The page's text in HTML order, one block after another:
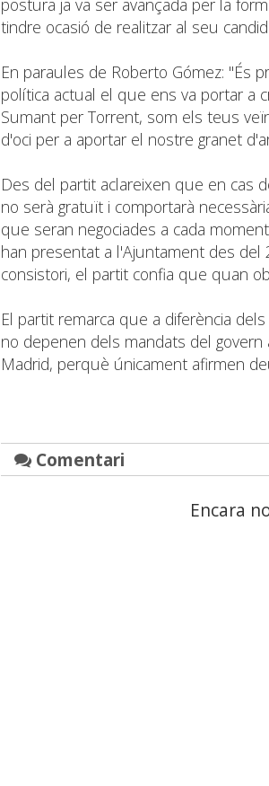
tindre ocasió de realitzar al seu
En paraules de Roberto Gómez: "És
política actual el que ens va portar a
Sumant per Torrent, som els teus
d'oci per a aportar el nostre granet
Des del partit aclareixen que en cas
no serà gratuït i comportarà
que seran negociades a cada
han presentat a l'Ajuntament des del
consistori, el partit confia que quan
El partit remarca que a diferència
no depenen dels mandats del
Madrid, perquè únicament afirmen
Comentari
Encara